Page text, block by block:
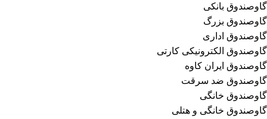
گاوصندوق بانکی
گاوصندوق بزرگ
گاوصندوق اداری
گاوصندوق الکترونیکی کارتی
گاوصندوق ایران کاوه
گاوصندوق ضد سرقت
گاوصندوق خانگی
گاوصندوق خانگی و هتلی